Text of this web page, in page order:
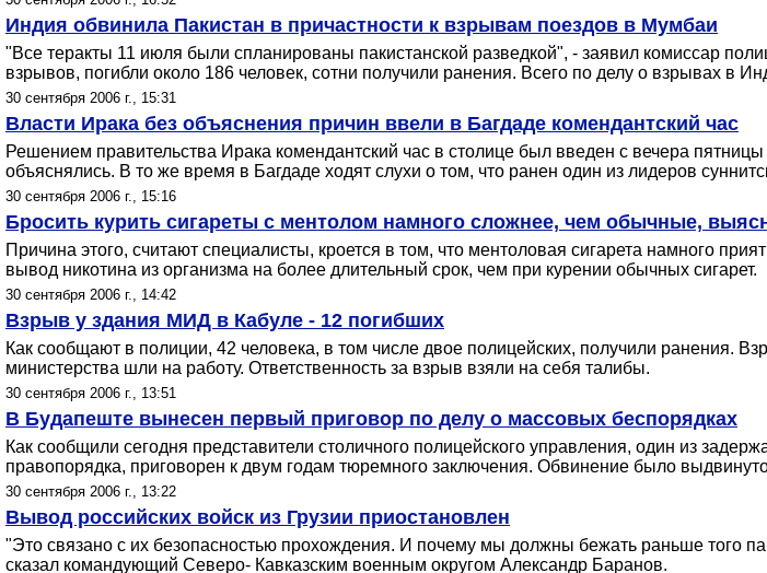
Индия обвинила Пакистан в причастности к взрывам поездов в Мумбаи
"Все теракты 11 июля были спланированы пакистанской разведкой", - заявил комиссар
взрывов, погибли около 186 человек, сотни получили ранения. Всего по делу о взрывах в
30 сентября 2006 г., 15:31
Власти Ирака без объяснения причин ввели в Багдаде комендантский час
Решением правительства Ирака комендантский час в столице был введен с вечера
объяснялись. В то же время в Багдаде ходят слухи о том, что ранен один из лидеров
30 сентября 2006 г., 15:16
Бросить курить сигареты с ментолом намного сложнее, чем обычные,
Причина этого, считают специалисты, кроется в том, что ментоловая сигарета намного
вывод никотина из организма на более длительный срок, чем при курении обычных сигарет.
30 сентября 2006 г., 14:42
Взрыв у здания МИД в Кабуле - 12 погибших
Как сообщают в полиции, 42 человека, в том числе двое полицейских, получили ранения.
министерства шли на работу. Ответственность за взрыв взяли на себя талибы.
30 сентября 2006 г., 13:51
В Будапеште вынесен первый приговор по делу о массовых беспорядках
Как сообщили сегодня представители столичного полицейского управления, один из
правопорядка, приговорен к двум годам тюремного заключения. Обвинение было
30 сентября 2006 г., 13:22
Вывод российских войск из Грузии приостановлен
"Это связано с их безопасностью прохождения. И почему мы должны бежать раньше того
сказал командующий Северо- Кавказским военным округом Александр Баранов.